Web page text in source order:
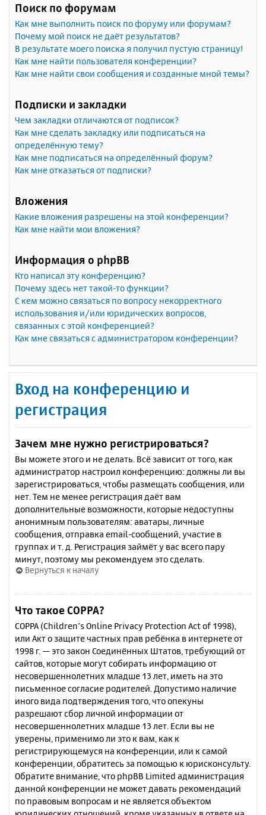
Поиск по форумам
Как мне выполнить поиск по форуму или форумам?
Почему мой поиск не даёт результатов?
В результате моего поиска я получил пустую страницу!
Как мне найти пользователя конференции?
Как мне найти свои сообщения и созданные мной темы?
Подписки и закладки
Чем закладки отличаются от подписок?
Как мне сделать закладку или подписаться на
определённую тему?
Как мне подписаться на определённый форум?
Как мне отказаться от подписки?
Вложения
Какие вложения разрешены на этой конференции?
Как мне найти мои вложения?
Информация о phpBB
Кто написал эту конференцию?
Почему здесь нет такой-то функции?
С кем можно связаться по вопросу некорректного
использования и/или юридических вопросов,
связанных с этой конференцией?
Как мне связаться с администратором конференции?
Вход на конференцию и
регистрация
Зачем мне нужно регистрироваться?
Вы можете этого и не делать. Всё зависит от того, как
администратор настроил конференцию: должны ли вы
зарегистрироваться, чтобы размещать сообщения, или
нет. Тем не менее регистрация даёт вам
дополнительные возможности, которые недоступны
анонимным пользователям: аватары, личные
сообщения, отправка email-сообщений, участие в
группах и т. д. Регистрация займёт у вас всего пару
минут, поэтому мы рекомендуем это сделать.
Вернуться к началу
Что такое COPPA?
COPPA (Children’s Online Privacy Protection Act of 1998),
или Акт о защите частных прав ребёнка в интернете от
1998 г. — это закон Соединённых Штатов, требующий от
сайтов, которые могут собирать информацию от
несовершеннолетних младше 13 лет, иметь на это
письменное согласие родителей. Допустимо наличие
иного вида подтверждения того, что опекуны
разрешают сбор личной информации от
несовершеннолетних младше 13 лет. Если вы не
уверены, применимо ли это к вам, как к
регистрирующемуся на конференции, или к самой
конференции, обратитесь за помощью к юрисконсульту.
Обратите внимание, что phpBB Limited администрация
данной конференции не может давать рекомендаций
по правовым вопросам и не является объектом